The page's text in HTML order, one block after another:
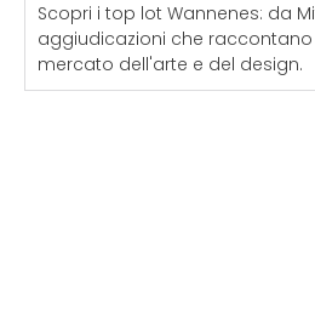
Scopri i top lot Wannenes: da
aggiudicazioni che raccontano
mercato dell'arte e del design.